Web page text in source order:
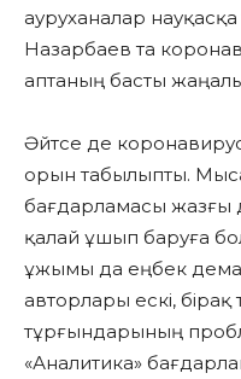
ауруханалар
Назарбаев та
аптаның басты
Әйтсе де
орын табылыпты.
бағдарламасы жазғы
қалай ұшып баруға
ұжымы да еңбек
авторлары ескі, бірақ
тұрғындарының
«Аналитика»